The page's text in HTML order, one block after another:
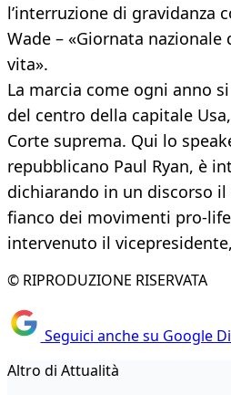
l’interruzione di gravidanza
Wade – «Giornata
vita».
La marcia come ogni anno
del centro della capitale
Corte suprema. Qui lo
repubblicano Paul Ryan, è
dichiarando in un discorso
fianco dei movimenti pro-
intervenuto il
© RIPRODUZIONE RISERVATA
Seguici anche su Google
Altro di Attualità